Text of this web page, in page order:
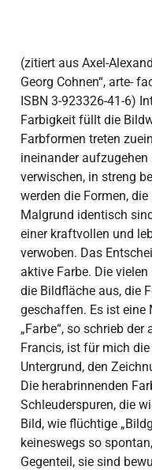
(zitiert aus Axel-
Georg Cohnen“, arte-
ISBN 3-923326-41-6)
Farbigkeit füllt die
Farbformen treten
ineinander
verwischen, in streng
werden die Formen,
Malgrund identisch
einer kraftvollen und
verwoben. Das
aktive Farbe. Die
die Bildfläche aus, die
geschaffen. Es ist eine
„Farbe“, so schrieb
Francis, ist für mich
Untergrund, den
Die herabrinnenden
Schleuderspuren, die
Bild, wie flüchtige
keineswegs so
Gegenteil, sie sind